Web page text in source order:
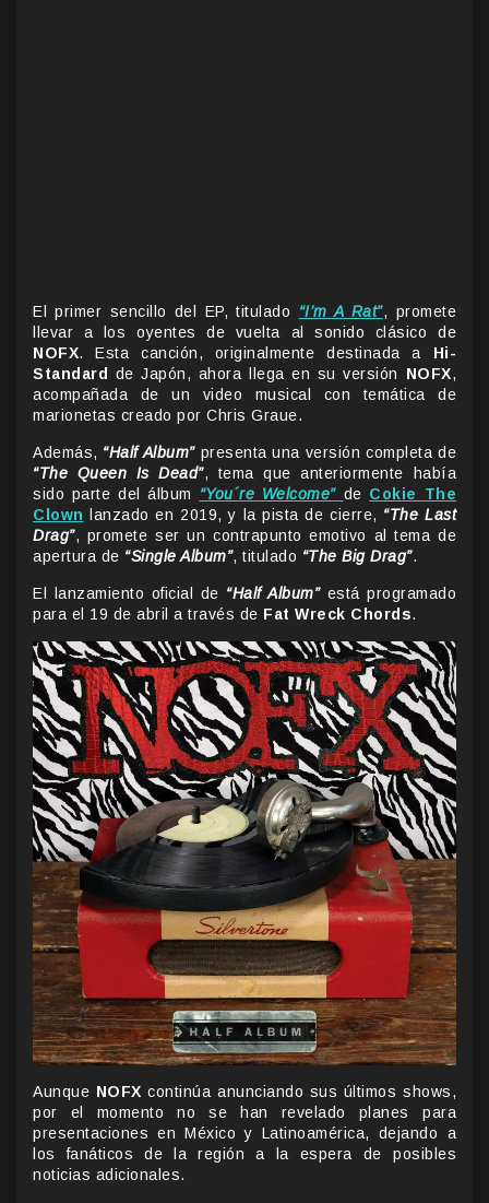
El primer sencillo del EP, titulado “I’m A Rat”, promete
llevar a los oyentes de vuelta al sonido clásico de
NOFX. Esta canción, originalmente destinada a Hi-
Standard
de Japón, ahora llega en su versión NOFX,
acompañada de un video musical con temática de
marionetas creado por Chris Graue.
Además, “Half Album”presenta una versión completa de
“The Queen Is Dead”, tema que anteriormente había
sido parte del álbum “You´re Welcome” de Cokie The
Clown lanzado en 2019, y la pista de cierre, “The Last
Drag”, promete ser un contrapunto emotivo al tema de
apertura de “Single Album”, titulado “The Big Drag”.
El lanzamiento oficial de “Half Album”está programado
para el 19 de abril a través de Fat Wreck Chords.
Aunque NOFX continúa anunciando sus últimos shows,
por el momento no se han revelado planes para
presentaciones en México y Latinoamérica, dejando a
los fanáticos de la región a la espera de posibles
noticias adicionales.